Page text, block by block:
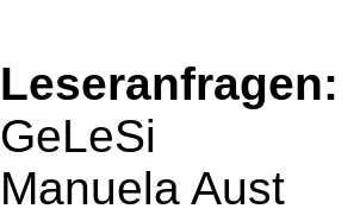
Leseranfragen:
GeLeSi
Manuela Aust